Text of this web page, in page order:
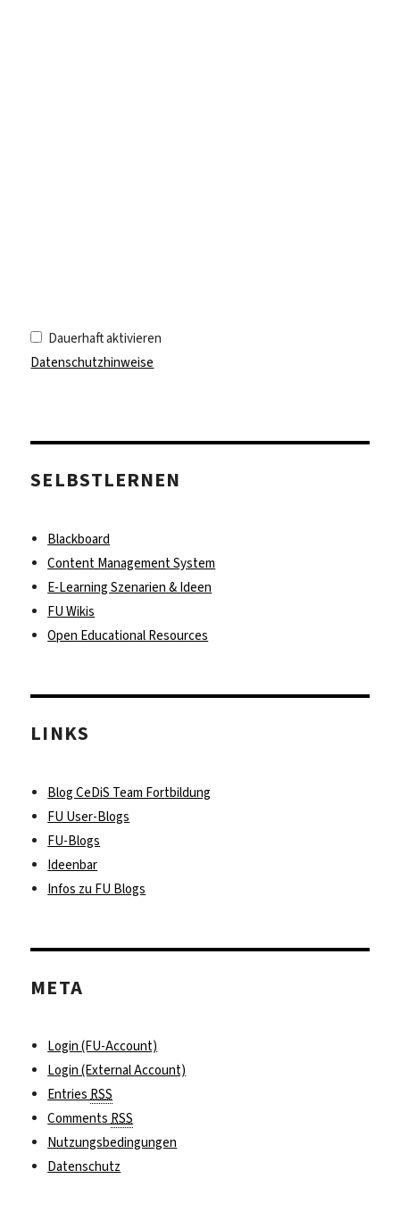
Dauerhaft aktivieren
Datenschutzhinweise
SELBSTLERNEN
Blackboard
Content Management System
E-Learning Szenarien & Ideen
FU Wikis
Open Educational Resources
LINKS
Blog CeDiS Team Fortbildung
FU User-Blogs
FU-Blogs
Ideenbar
Infos zu FU Blogs
META
Login (FU-Account)
Login (External Account)
EntriesRSS
CommentsRSS
Nutzungsbedingungen
Datenschutz